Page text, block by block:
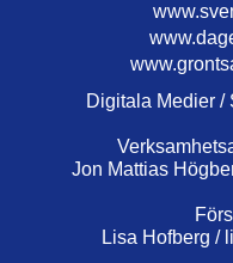
Digitala Medier /
Jon Mattias
Lisa Hofberg /